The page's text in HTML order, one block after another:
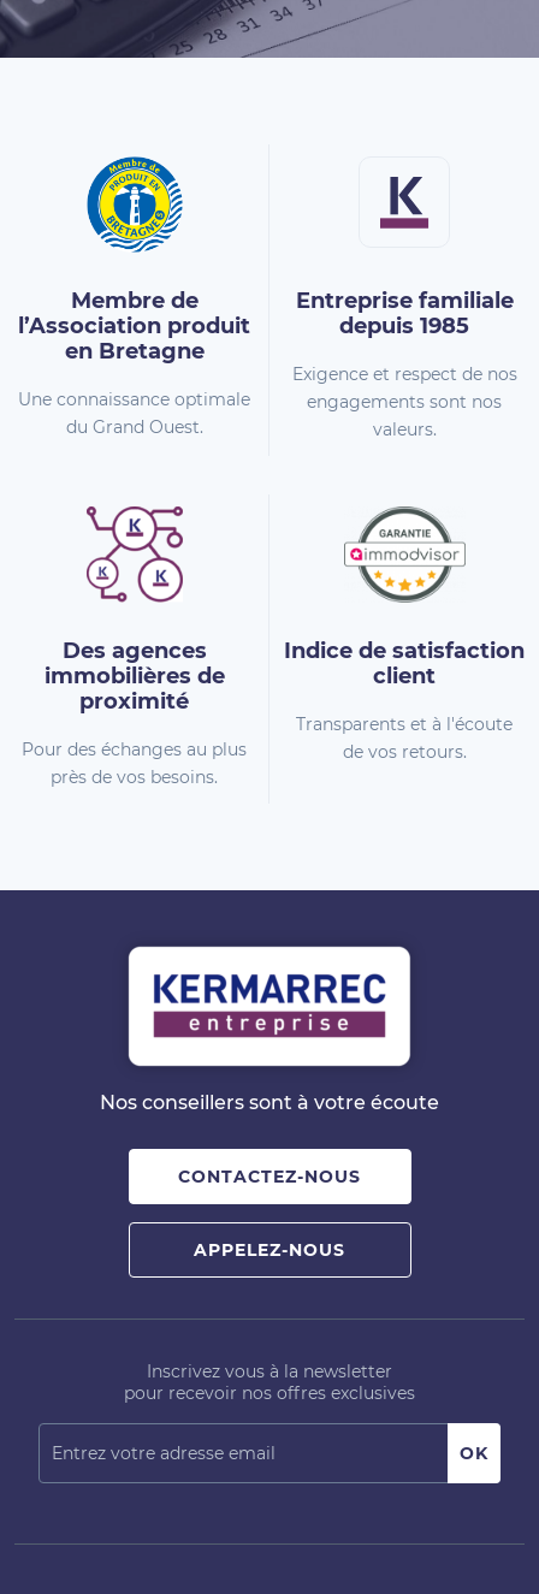
Membre de
l’Association produit
en Bretagne
Une connaissance optimale
du Grand Ouest.
Entreprise familiale
depuis 1985
Exigence et respect de nos
engagements sont nos
valeurs.
Des agences
immobilières de
proximité
Pour des échanges au plus
près de vos besoins.
Indice de satisfaction
client
Transparents et à l'écoute
de vos retours.
Nos conseillers sont à votre écoute
CONTACTEZ-NOUS
APPELEZ-NOUS
Inscrivez vous à la newsletter
pour recevoir nos offres exclusives